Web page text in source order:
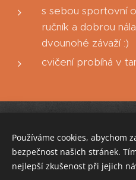
s sebou sportovní
ručník a dobrou
dvounohé závaží :)
cvičení probíhá v
Pondělí - Pátek:13:00 -
Používáme cookies, abychom
bezpečnost našich stránek.
nejlepší zkušenost při jejich